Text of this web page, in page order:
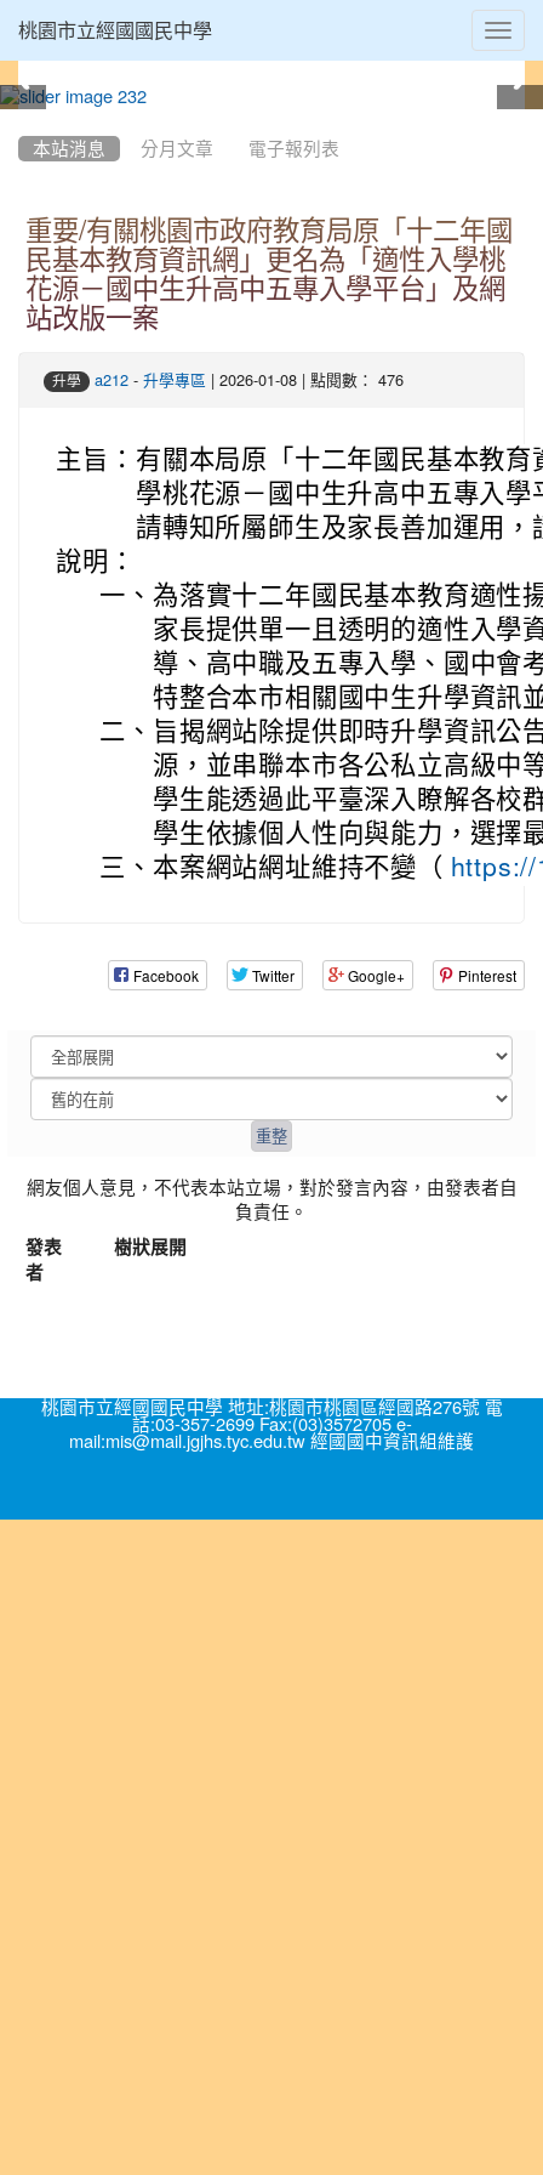
桃園市立經國國民中學
本站消息 分月文章 電子報列表
重要/有關桃園市政府教育局原「十二年國
民基本教育資訊網」更名為「適性入學桃
花源－國中生升高中五專入學平台」及網
站改版一案
升學 a212 - 升學專區 | 2026-01-08 | 點閱數： 476
主旨： 有關本局原「十二年國民基本教
學桃花源－國中生升高中五專入
請轉知所屬師生及家長善加運用，
說明：
一、 為落實十二年國民基本教育適性
家長提供單一且透明的適性入學
導、高中職及五專入學、國中會
特整合本市相關國中生升學資訊
二、 旨揭網站除提供即時升學資訊公
源，並串聯本市各公私立高級中
學生能透過此平臺深入瞭解各校
學生依據個人性向與能力，選擇
三、 本案網站網址維持不變（
Facebook Twitter Google+ Pinterest
網友個人意見，不代表本站立場，對於發言內容，由發表者自
負責任。
發表
者
樹狀展開
桃園市立經國國民中學 地址:桃園市桃園區經國路276號 電
話:03-357-2699 Fax:(03)3572705 e-
mail:mis@mail.jgjhs.tyc.edu.tw 經國國中資訊組維護